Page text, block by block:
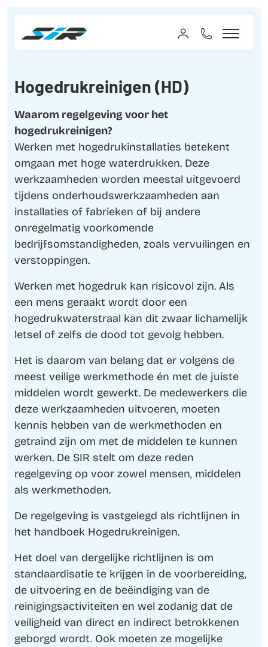
Hogedrukreinigen (HD)
Waarom regelgeving voor het
hogedrukreinigen?
Werken met hogedrukinstallaties betekent
omgaan met hoge waterdrukken. Deze
werkzaamheden worden meestal uitgevoerd
tijdens onderhoudswerkzaamheden aan
installaties of fabrieken of bij andere
onregelmatig voorkomende
bedrijfsomstandigheden, zoals vervuilingen en
verstoppingen.
Werken met hogedruk kan risicovol zijn. Als
een mens geraakt wordt door een
hogedrukwaterstraal kan dit zwaar lichamelijk
letsel of zelfs de dood tot gevolg hebben.
Het is daarom van belang dat er volgens de
meest veilige werkmethode én met de juiste
middelen wordt gewerkt. De medewerkers die
deze werkzaamheden uitvoeren, moeten
kennis hebben van de werkmethoden en
getraind zijn om met de middelen te kunnen
werken. De SIR stelt om deze reden
regelgeving op voor zowel mensen, middelen
als werkmethoden.
De regelgeving is vastgelegd als richtlijnen in
het handboek Hogedrukreinigen.
Het doel van dergelijke richtlijnen is om
standaardisatie te krijgen in de voorbereiding,
de uitvoering en de beëindiging van de
reinigingsactiviteiten en wel zodanig dat de
veiligheid van direct en indirect betrokkenen
geborgd wordt. Ook moeten ze mogelijke